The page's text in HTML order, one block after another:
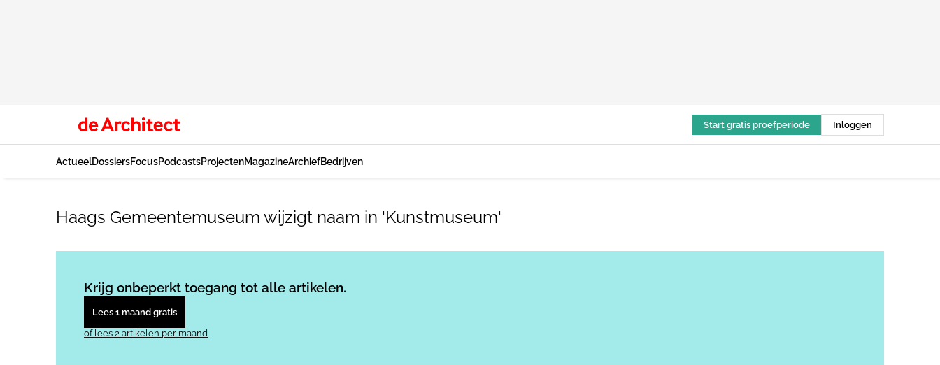
Start gratis proefperiode Inloggen
ActueelDossiersFocusPodcastsProjectenMagazineArchiefBedrijven
Haags Gemeentemuseum wijzigt naam in 'Kunstmuseum'
Krijg onbeperkt toegang tot alle artikelen.
Lees 1 maand gratis
of lees 2 artikelen per maand